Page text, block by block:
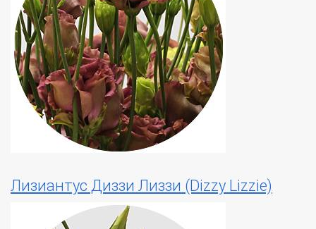
Лизиантус Диззи Лиззи (Dizzy Lizzie)